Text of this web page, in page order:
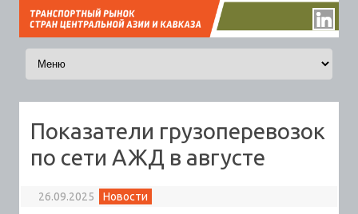
Перейти к содержимому
Показатели грузоперевозок
по сети АЖД в августе
26.09.2025 Новости